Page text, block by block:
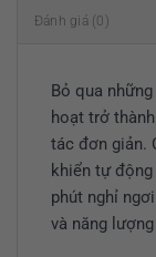
Đánh giá (0)
Bỏ qua
hoạt trở
tác đơn giản.
khiển tự
phút nghỉ
và năng